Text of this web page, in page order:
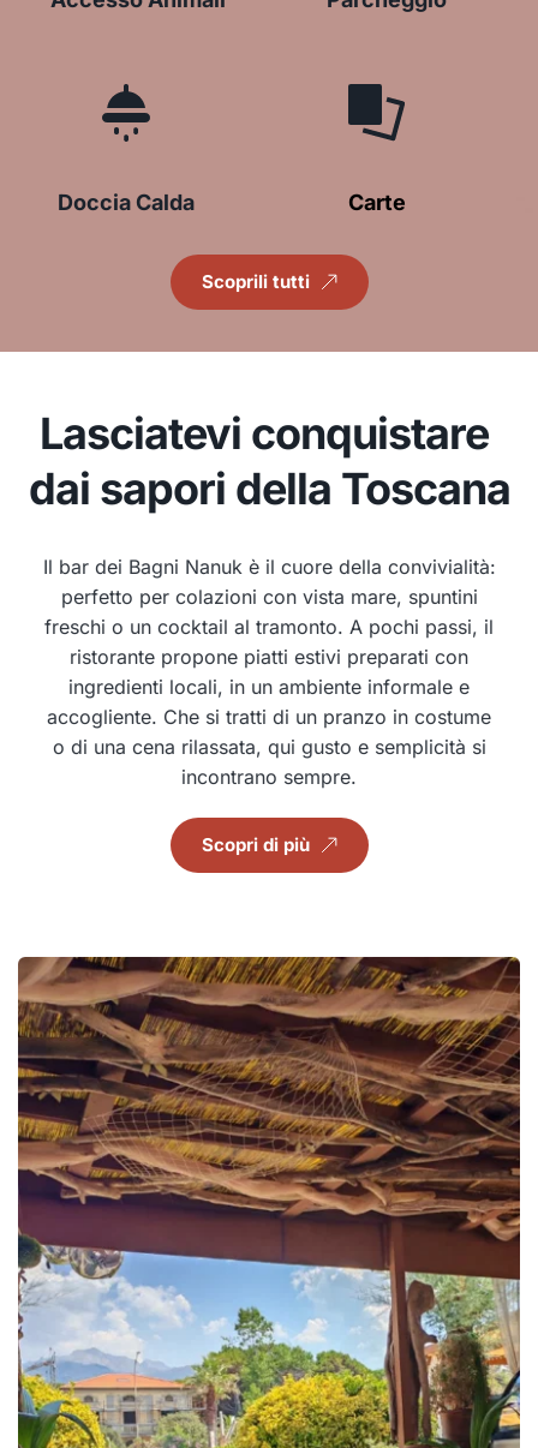
Doccia Calda Carte
Scoprili tutti
Lasciatevi conquistare
dai sapori della Toscana
Il bar dei Bagni Nanuk è il cuore della convivialità:
perfetto per colazioni con vista mare, spuntini
freschi o un cocktail al tramonto. A pochi passi, il
ristorante propone piatti estivi preparati con
ingredienti locali, in un ambiente informale e
accogliente. Che si tratti di un pranzo in costume
o di una cena rilassata, qui gusto e semplicità si
incontrano sempre.
Scopri di più